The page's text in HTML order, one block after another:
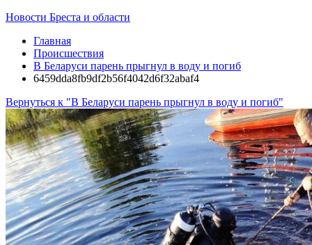
Новости Бреста и области
Главная
Происшествия
В Беларуси парень прыгнул в воду и погиб
6459dda8fb9df2b56f4042d6f32abaf4
Вернуться к "В Беларуси парень прыгнул в воду и погиб"